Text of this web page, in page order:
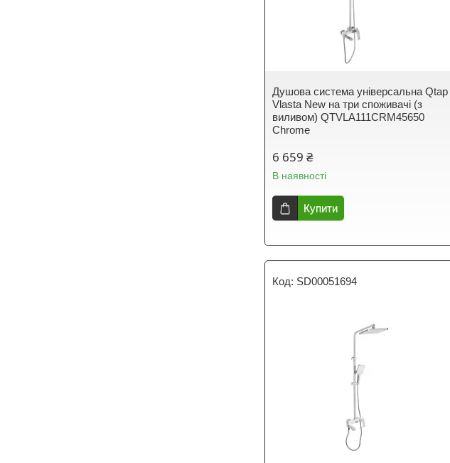
Душова система універсальна Qtap
Vlasta New на три споживачі (з
виливом) QTVLA111CRM45650
Chrome
6 659 ₴
В наявності
Купити
SD00051694